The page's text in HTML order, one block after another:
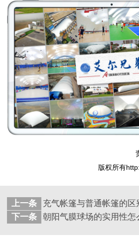
版权所有
上一条
充气帐篷与普通帐篷的区
下一条
朝阳气膜球场的实用性怎